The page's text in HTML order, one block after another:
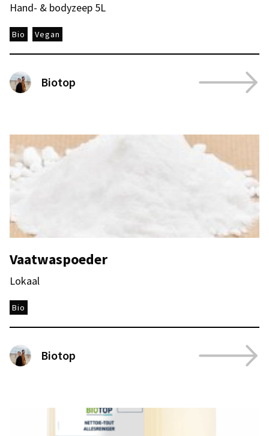
Hand- & bodyzeep 5L
Bio Vegan
Biotop
Vaatwaspoeder
Lokaal
Bio
Biotop